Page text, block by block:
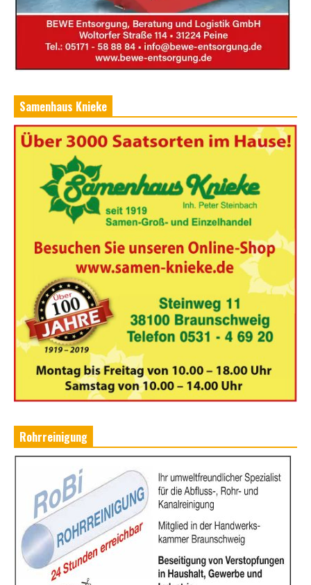
Samenhaus Knieke
Rohrreinigung